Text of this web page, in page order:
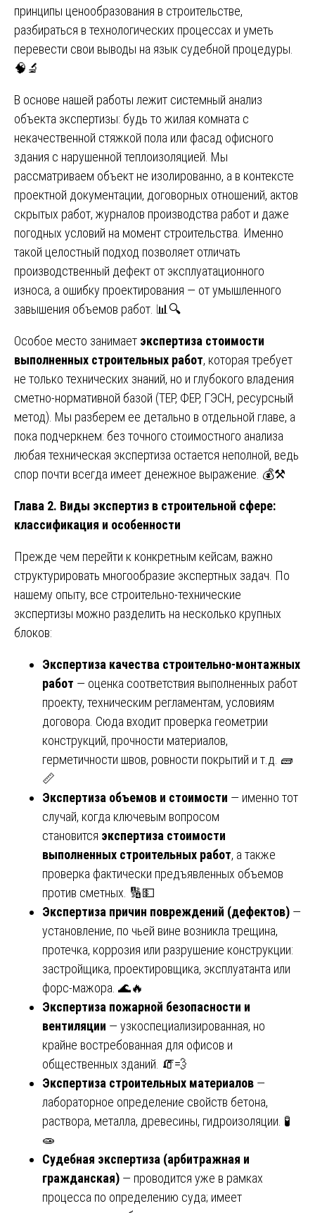
принципы ценообразования в строительстве,
разбираться в технологических процессах и уметь
перевести свои выводы на язык судебной процедуры.
🧠🔬
В основе нашей работы лежит системный анализ
объекта экспертизы: будь то жилая комната с
некачественной стяжкой пола или фасад офисного
здания с нарушенной теплоизоляцией. Мы
рассматриваем объект не изолированно, а в контексте
проектной документации, договорных отношений, актов
скрытых работ, журналов производства работ и даже
погодных условий на момент строительства. Именно
такой целостный подход позволяет отличать
производственный дефект от эксплуатационного
износа, а ошибку проектирования — от умышленного
завышения объемов работ. 📊🔍
Особое место занимает экспертиза стоимости
выполненных строительных работ, которая требует
не только технических знаний, но и глубокого владения
сметно-нормативной базой (ТЕР, ФЕР, ГЭСН, ресурсный
метод). Мы разберем ее детально в отдельной главе, а
пока подчеркнем: без точного стоимостного анализа
любая техническая экспертиза остается неполной, ведь
спор почти всегда имеет денежное выражение. 💰⚒️
Глава 2. Виды экспертиз в строительной сфере:
классификация и особенности
Прежде чем перейти к конкретным кейсам, важно
структурировать многообразие экспертных задач. По
нашему опыту, все строительно-технические
экспертизы можно разделить на несколько крупных
блоков:
Экспертиза качества строительно-монтажных
работ — оценка соответствия выполненных работ
проекту, техническим регламентам, условиям
договора. Сюда входит проверка геометрии
конструкций, прочности материалов,
герметичности швов, ровности покрытий и т.д. 🧱
📏
Экспертиза объемов и стоимости — именно тот
случай, когда ключевым вопросом
становится экспертиза стоимости
выполненных строительных работ, а также
проверка фактически предъявленных объемов
против сметных. 🔢💵
Экспертиза причин повреждений (дефектов) —
установление, по чьей вине возникла трещина,
протечка, коррозия или разрушение конструкции:
застройщика, проектировщика, эксплуатанта или
форс-мажора. 🌊🔥
Экспертиза пожарной безопасности и
вентиляции — узкоспециализированная, но
крайне востребованная для офисов и
общественных зданий. 🧯💨
Экспертиза строительных материалов —
лабораторное определение свойств бетона,
раствора, металла, древесины, гидроизоляции. 🧪
🧫
Судебная экспертиза (арбитражная и
гражданская) — проводится уже в рамках
процесса по определению суда; имеет